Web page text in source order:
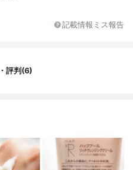
記載情報ミス報告
評判(6)